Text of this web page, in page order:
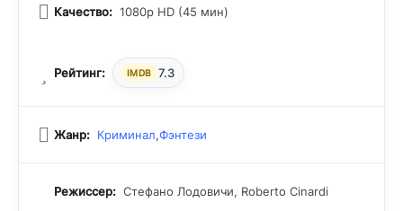
Качество: 1080p HD (45 мин)
Рейтинг: IMDB 7.3
Жанр: Криминал,Фэнтези
Режиссер: Стефано Лодовичи, Roberto Cinardi